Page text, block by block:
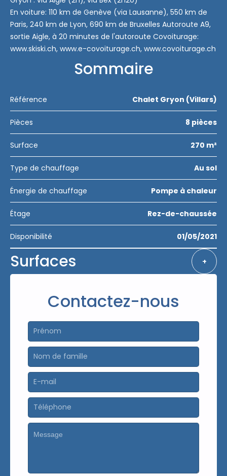
En voiture: 110 km de Genève (via Lausanne), 550 km de
Paris, 240 km de Lyon, 690 km de Bruxelles Autoroute A9,
sortie Aigle, à 20 minutes de l'autoroute Covoiturage:
www.skiski.ch, www.e-covoiturage.ch, www.covoiturage.ch
Sommaire
Référence Chalet Gryon (Villars)
Pièces 8 pièces
Surface 270 m²
Type de chauffage Au sol
Énergie de chauffage Pompe à chaleur
Étage Rez-de-chaussée
Disponibilité 01/05/2021
Surfaces +
Contactez-nous